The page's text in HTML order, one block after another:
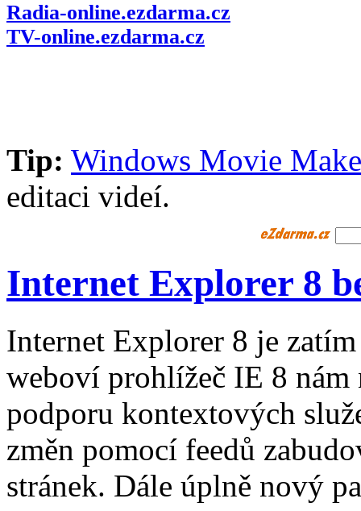
Radia-online.ezdarma.cz
TV-online.ezdarma.cz
Tip: Windows Movie
editaci videí.
Internet Explorer 8
Internet Explorer 8 je
weboví prohlížeč IE 8
podporu kontextových
změn pomocí feedů
stránek. Dále úplně nový